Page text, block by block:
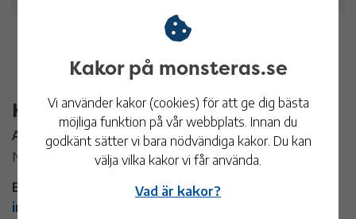
Kontaktinformation
Arrangör:
Nabbens Rökeri & Fisk
E-post:
info@nabbensrokeri.se
Kakor på monsteras.se
Vi använder kakor (cookies) för att ge dig bästa
möjliga funktion på vår webbplats. Innan du
godkänt sätter vi bara nödvändiga kakor. Du kan
välja vilka kakor vi får använda.
Vad är kakor?